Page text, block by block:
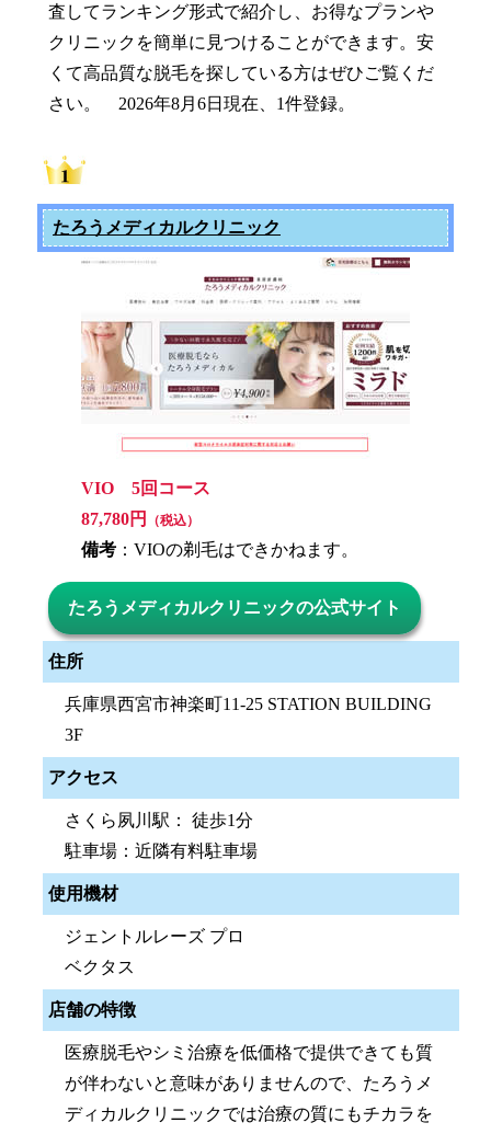
査してランキング形式で紹介し、お得なプランや
クリニックを簡単に見つけることができます。安
くて高品質な脱毛を探している方はぜひご覧くだ
さい。 2026年8月6日現在、1件登録。
たろうメディカルクリニック
VIO 5回コース
87,780円
（税込）
備考 ：VIOの剃毛はできかねます。
たろうメディカルクリニックの公式サイト
住所
兵庫県西宮市神楽町11-25 STATION BUILDING
3F
アクセス
さくら夙川駅： 徒歩1分
駐車場：近隣有料駐車場
使用機材
ジェントルレーズ プロ
ベクタス
店舗の特徴
医療脱毛やシミ治療を低価格で提供できても質
が伴わないと意味がありませんので、たろうメ
ディカルクリニックでは治療の質にもチカラを